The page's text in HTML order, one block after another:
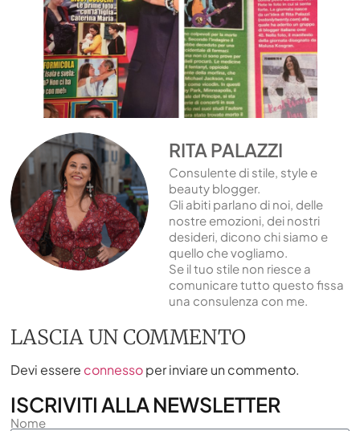
RITA PALAZZI
Consulente di stile, style e
beauty blogger.
Gli abiti parlano di noi, delle
nostre emozioni, dei nostri
desideri, dicono chi siamo e
quello che vogliamo.
Se il tuo stile non riesce a
comunicare tutto questo fissa
una consulenza con me.
LASCIA UN COMMENTO
Devi essere connessoper inviare un commento.
ISCRIVITI ALLA NEWSLETTER
Nome